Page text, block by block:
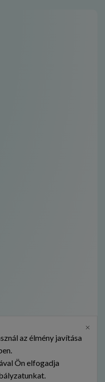
az élmény javítása
Ön elfogadja